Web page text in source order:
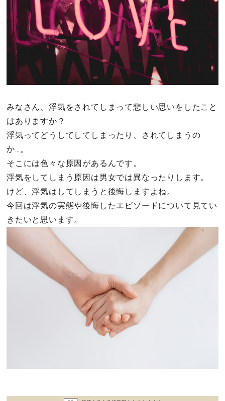
ドキドキ
仕事とキャリア
特集
ファッション・美容
グルメ
趣味・旅行
セックスライフ
不倫・だめ男
感動
心の処方箋
カルチャー・トレンド・芸能
みなさん、浮気をされてしまって悲しい思いをしたこと
はありますか？
浮気ってどうしてしてしまったり、されてしまうの
か…。
そこには色々な原因があるんです。
浮気をしてしまう原因は男女では異なったりします。
けど、浮気はしてしまうと後悔しますよね。
今回は浮気の実態や後悔したエピソードについて見てい
きたいと思います。